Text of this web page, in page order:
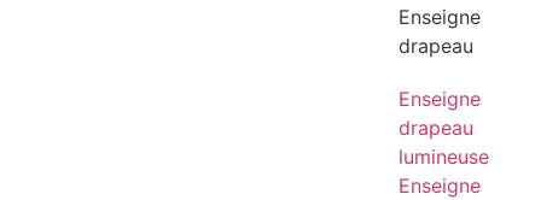
Enseigne
drapeau
Enseigne
drapeau
lumineuse
Enseigne